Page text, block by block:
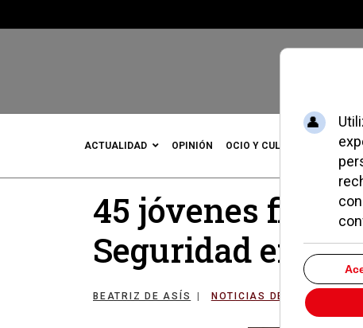
ACTUALIDAD OPINIÓN OCIO Y CULTURA
45 jóvenes
Seguridad en
BEATRIZ DE ASÍS NOTICIAS DE POZUELO